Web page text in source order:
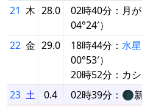
21 木 28.0
02時40分：月
04°24′）
22 金 29.0 18時44分： 水
00°53′）
20時52分：カ
23 土 0.4
02時39分：🌑